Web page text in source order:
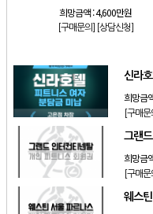
희망금액 :4,600만원
[구매문의] [상담신청]
신라
희망금
[구매문
그랜
희망금
[구매문
웨스